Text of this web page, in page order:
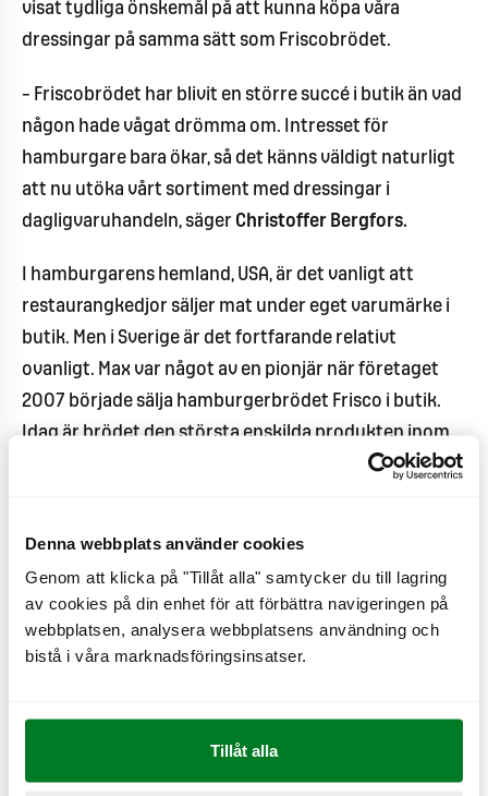
Denna webbplats använder cookies
Genom att klicka på "Tillåt alla" samtycker du till lagring
av cookies på din enhet för att förbättra navigeringen på
webbplatsen, analysera webbplatsens användning och
bistå i våra marknadsföringsinsatser.
Tillåt alla
visat tydliga önskemål på att kunna köpa våra
dressingar på samma sätt som Friscobrödet.
– Friscobrödet har blivit en större succé i butik än vad
någon hade vågat drömma om. Intresset för
hamburgare bara ökar, så det känns väldigt naturligt
att nu utöka vårt sortiment med dressingar i
dagligvaruhandeln, säger Christoffer Bergfors.
I hamburgarens hemland, USA, är det vanligt att
restaurangkedjor säljer mat under eget varumärke i
butik. Men i Sverige är det fortfarande relativt
ovanligt. Max var något av en pionjär när företaget
2007 började sälja hamburgerbrödet Frisco i butik.
Idag är brödet den största enskilda produkten inom
hamburgerbrödskategorin sett till värde. Marknaden
Dressingen kommer att säljas i Icas, Axfoods och
Bergendahls butiker med start 6:e maj.